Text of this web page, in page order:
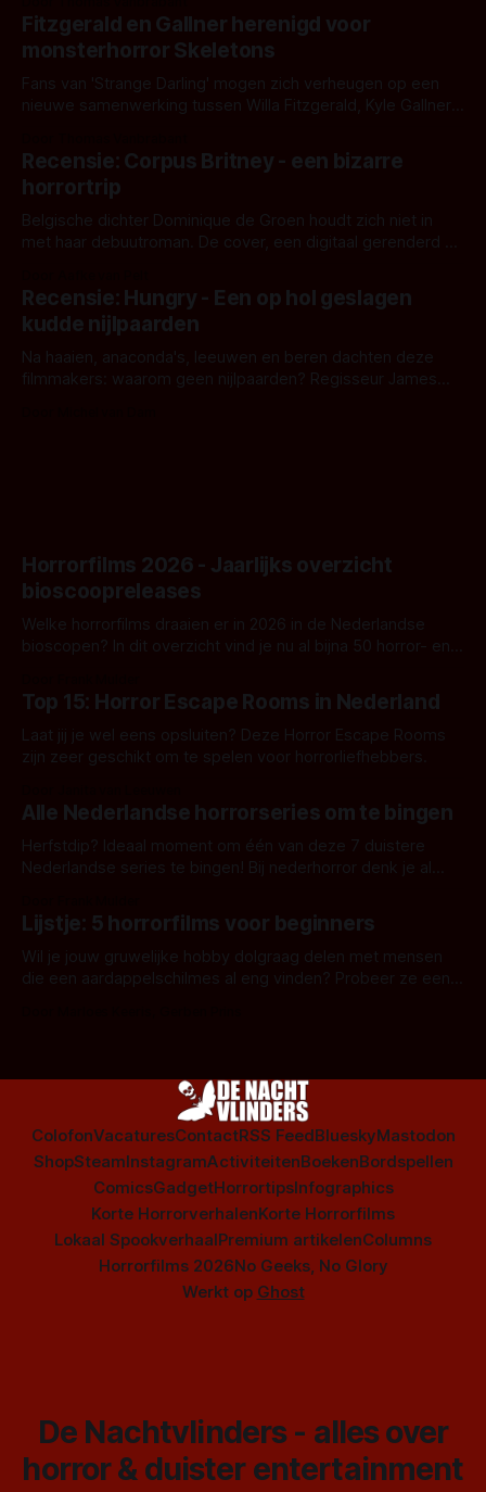
kille stijl vol folklore en mythe. Het topic deze keer is (kon
het het al raden?)... de weerwolf. Kijk je mee?
Fitzgerald en Gallner herenigd voor
monsterhorror Skeletons
Fans van 'Strange Darling' mogen zich verheugen op een
nieuwe samenwerking tussen Willa Fitzgerald, Kyle Gallner
'Skeletons', een nieuwe creature feature waarvoor de
opnames zijn gestart in Australië.
Recensie: Corpus Britney - een bizarre
horrortrip
Belgische dichter Dominique de Groen houdt zich niet in
met haar debuutroman. De cover, een digitaal gerenderd en
achtergrond, belooft iets kleurrijks maar onheilspellends,
iets ongrijpbaars. En dat maakt De Groen met ieder woord
waar.
Recensie: Hungry - Een op hol geslagen
kudde nijlpaarden
Na haaien, anaconda's, leeuwen en beren dachten deze
filmmakers: waarom geen nijlpaarden? Regisseur James
Horrorfilms 2026 - Jaarlijks overzicht
bioscoopreleases
Welke horrorfilms draaien er in 2026 in de Nederlandse
bioscopen? In dit overzicht vind je nu al bijna 50 horror- en
Top 15: Horror Escape Rooms in Nederland
Laat jij je wel eens opsluiten? Deze Horror Escape Rooms
zijn zeer geschikt om te spelen voor horrorliefhebbers.
Alle Nederlandse horrorseries om te bingen
Herfstdip? Ideaal moment om één van deze 7 duistere
Nederlandse series te bingen! Bij nederhorror denk je al
Amsterdamned of The Johnsons. Maar Nederlandse horror
is niet beperkt tot films. Hier een aantal Nederlandse tv-
series uit het duistere of horrorgenre. Als
Lijstje: 5 horrorfilms voor beginners
Wil je jouw gruwelijke hobby dolgraag delen met mensen
die een aardappelschilmes al eng vinden? Probeer ze eens
ColofonVacaturesContactRSS FeedBlueskyMastodon
ShopSteamInstagramActiviteitenBoekenBordspellen
ComicsGadgetHorrortipsInfographics
Korte HorrorverhalenKorte Horrorfilms
Lokaal SpookverhaalPremium artikelenColumns
Horrorfilms 2026No Geeks, No Glory
Werkt op Ghost
De Nachtvlinders - alles over
horror & duister entertainment